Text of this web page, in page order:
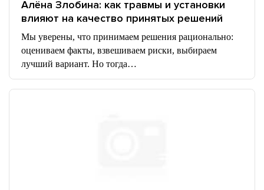
Алёна Злобина: как травмы и установки
влияют на качество принятых решений
Мы уверены, что принимаем решения рационально:
оцениваем факты, взвешиваем риски, выбираем
лучший вариант. Но тогда…